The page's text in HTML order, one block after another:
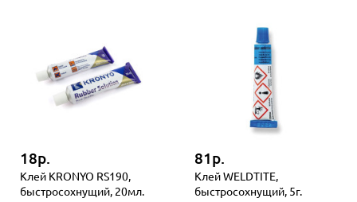
18р.
Клей KRONYO RS190,
быстросохнущий, 20мл.
81р.
Клей WELDTITE,
быстросохнущий, 5г.